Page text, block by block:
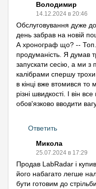
Володимир
14.12.2024 в 20:46
Обслуговування дуже
день забрав на новій
А хронограф що? -- Топ.
продуманість. Я думав
запускати сесію, а ми з
калібрами спершу
в кінці вже втомився то
різні швидкості. І він
обов'язково вводити вагу
Ответить
Микола
25.07.2024 в 17:29
Продав LabRadar і
його набагато легше
бути готовим до